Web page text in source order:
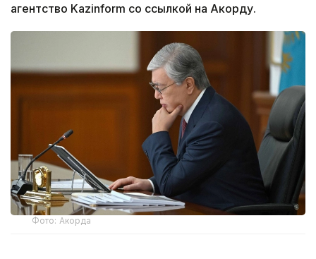
агентство Kazinform со ссылкой на Акорду.
Фото: Акорда